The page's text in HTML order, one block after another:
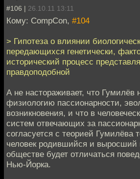
#106 | 26.10.11 13:11
Кому: CompCon, #104
> Гипотеза о влиянии
передающихся генетически,
исторический процесс
правдоподобной
А не настораживает, что Гумилёв
физиологию пассионарности,
возникновения, и что в
систем отвечающих за
согласуется с теорией Гумилёва
человек родившийся и выросший
обществе будет отличаться
Нью-Йорка.